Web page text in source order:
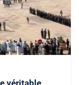
véritable